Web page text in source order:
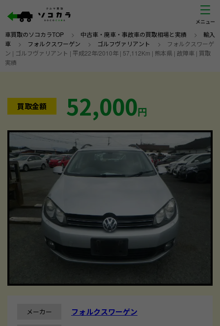
車買取のソコカラTOP > 中古車・廃車・事故車の買取相場と実績 > 輸入
車 > フォルクスワーゲン > ゴルフヴァリアント >
フォルクスワーゲ
ン | ゴルフヴァリアント | 平成22年/2010年 | 57,112Km | 熊本県 | 故障車 | 買取
実績
買取金額 52,000円
メーカー フォルクスワーゲン